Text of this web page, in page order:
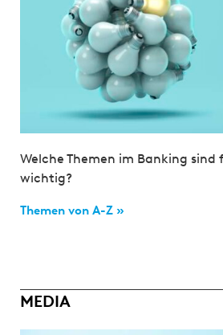
Welche Themen im Banking
wichtig?
Themen von A-Z »
MEDIA